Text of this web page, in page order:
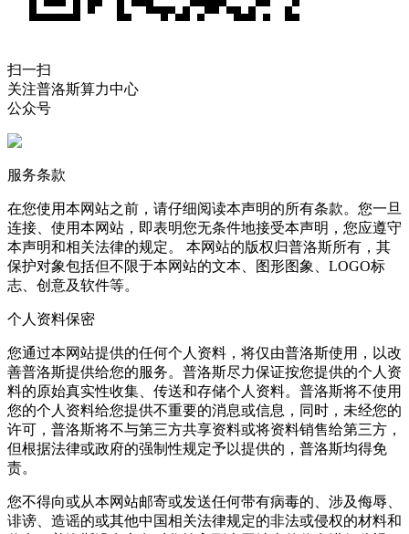
扫一扫
关注普洛斯算力中心
公众号
服务条款
在您使用本网站之前，请仔细阅读本声明的所有条款。您一旦
连接、使用本网站，即表明您无条件地接受本声明，您应遵守
本声明和相关法律的规定。 本网站的版权归普洛斯所有，其
保护对象包括但不限于本网站的文本、图形图象、LOGO标
志、创意及软件等。
个人资料保密
您通过本网站提供的任何个人资料，将仅由普洛斯使用，以改
善普洛斯提供给您的服务。普洛斯尽力保证按您提供的个人资
料的原始真实性收集、传送和存储个人资料。普洛斯将不使用
您的个人资料给您提供不重要的消息或信息，同时，未经您的
许可，普洛斯将不与第三方共享资料或将资料销售给第三方，
但根据法律或政府的强制性规定予以提供的，普洛斯均得免
责。
您不得向或从本网站邮寄或发送任何带有病毒的、涉及侮辱、
诽谤、造谣的或其他中国相关法律规定的非法或侵权的材料和